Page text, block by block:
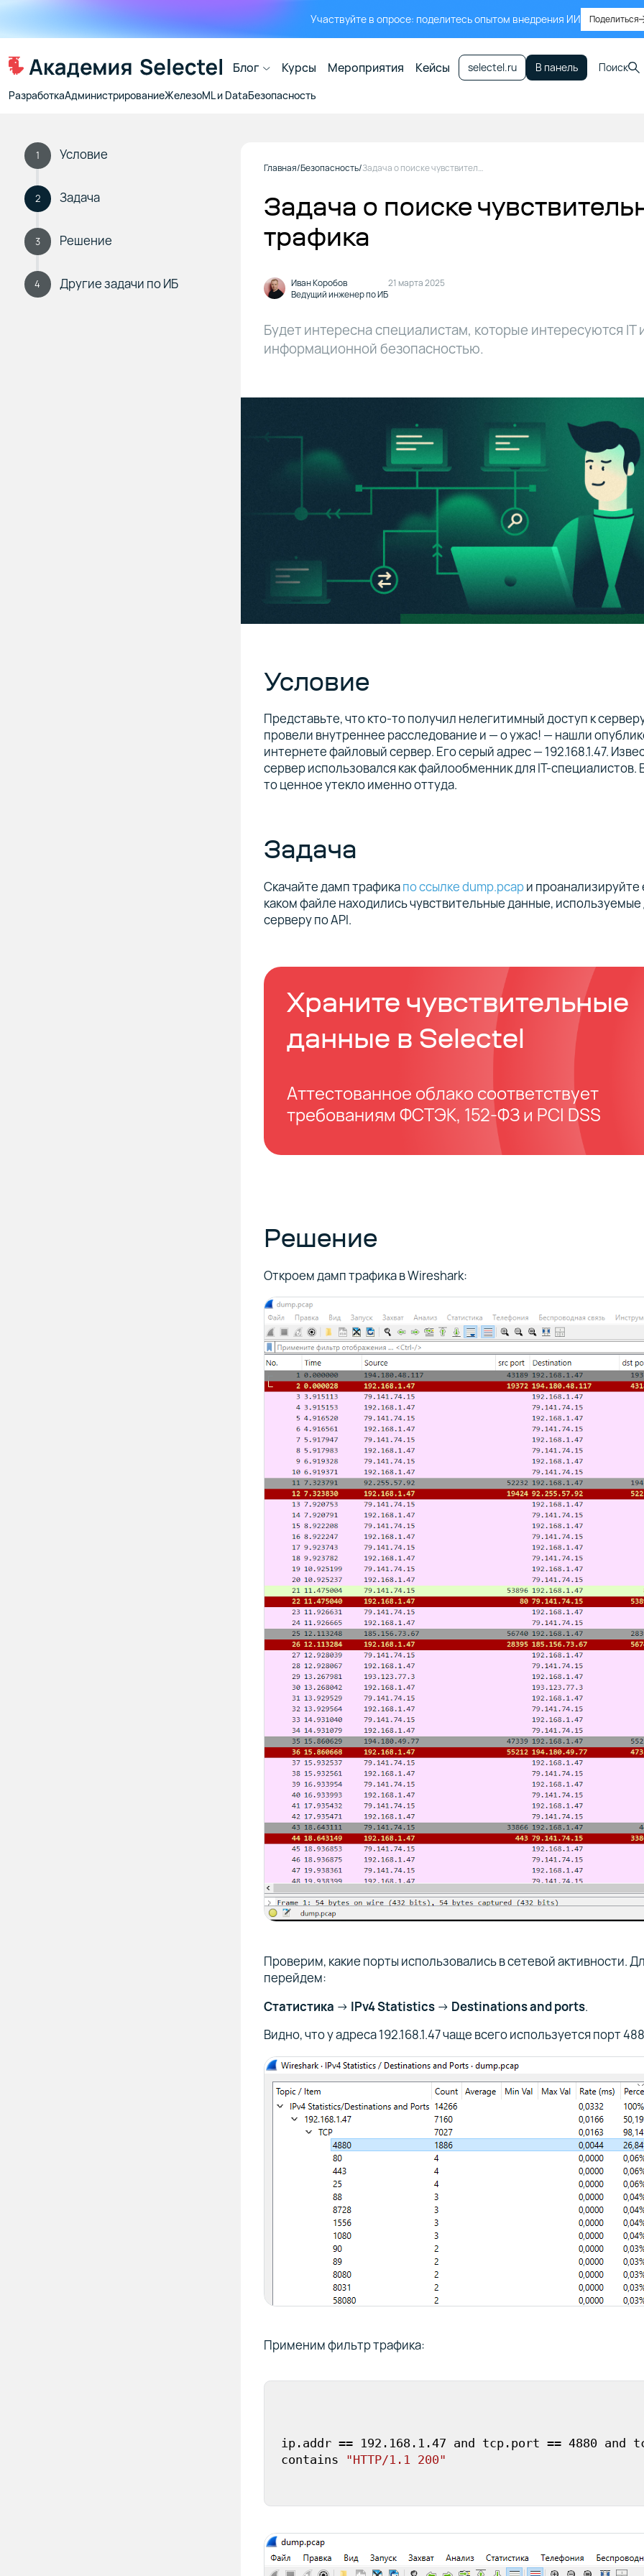
Участвуйте в опросе: поделитесь опытом внедрения ИИ Поделиться
Блог Курсы Мероприятия Кейсы selectel.ru В панель Поиск
РазработкаАдминистрированиеЖелезоML и DataБезопасность
1 Условие
2 Задача
3 Решение
4 Другие задачи по ИБ
Главная Безопасность Задача о поиске чувствительных данных в дампе трафика
Задача о поиске
трафика
Иван Коробов
Ведущий инженер по ИБ
21 марта 2025
Будет интересна специалистам, которые интересуются IT
информационной безопасностью.
Условие
Представьте, что кто-то получил нелегитимный доступ к
провели внутреннее расследование и — о ужас! — нашли
интернете файловый сервер. Его серый адрес — 192.168.1.47.
сервер использовался как файлообменник для IT-
то ценное утекло именно оттуда.
Задача
Скачайте дамп трафикапо ссылке dump.pcapи проанализируйте
каком файле находились чувствительные данные, используемые
серверу по API.
Храните чувствительные
данные в Selectel
Аттестованное облако cоответствует
требованиям ФСТЭК, 152-ФЗ и PCI DSS
Решение
Откроем дамп трафика в Wireshark:
Проверим, какие порты использовались в сетевой активности.
перейдем:
Статистика → IPv4 Statistics → Destinations and ports.
Видно, что у адреса 192.168.1.47 чаще всего используется порт
Применим фильтр трафика:
ip. addr == 192.168.1 .47 and tcp. port == 4880 and
contains
"HTTP/1.1 200"